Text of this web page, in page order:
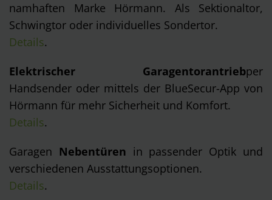
namhaften Marke Hörmann. Als Sektionaltor,
Schwingtor oder individuelles Sondertor.
Details.
Elektrischer Garagentorantriebper
Handsender oder mittels der BlueSecur-App von
Hörmann für mehr Sicherheit und Komfort.
Details.
Garagen Nebentüren in passender Optik und
verschiedenen Ausstattungsoptionen.
Details.